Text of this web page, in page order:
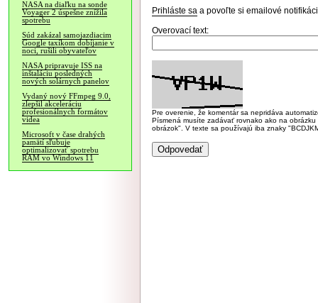
NASA na diaľku na sonde
Voyager 2 úspešne znížila
spotrebu
Súd zakázal samojazdiacim
Google taxíkom dobíjanie v
noci, rušili obyvateľov
NASA pripravuje ISS na
inštaláciu posledných
nových solárnych panelov
Vydaný nový FFmpeg 9.0,
zlepšil akceleráciu
profesionálnych formátov
videa
Microsoft v čase drahých
pamätí sľubuje
optimalizovať spotrebu
RAM vo Windows 11
Prihláste sa a povoľte si emailové
Overovací text:
Pre overenie, že komentár sa nepridáva
Písmená musíte zadávať rovnako ako na
obrázok". V texte sa používajú iba znaky